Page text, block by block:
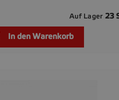
Auf Lager 23
In den Warenkorb